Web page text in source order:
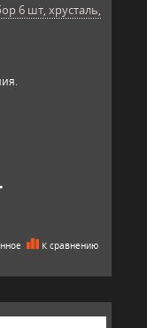
6 шт, хрусталь,
К сравнению